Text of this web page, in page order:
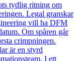
tydlig ritning om
Legal granskar
vill ha DFM
Om spåren går
crimpningen.
är en styrd
I ett